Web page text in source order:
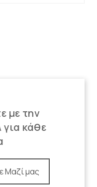
με την
κάθε
Μαζί μας